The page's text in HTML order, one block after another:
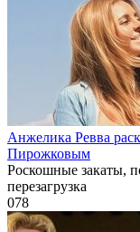
Анжелика Ревва
Пирожковым
Роскошные закаты,
перезагрузка
078